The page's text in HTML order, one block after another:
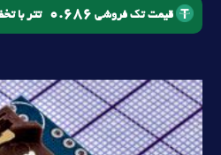
قیمت تک فروشی 0.686 تتر با